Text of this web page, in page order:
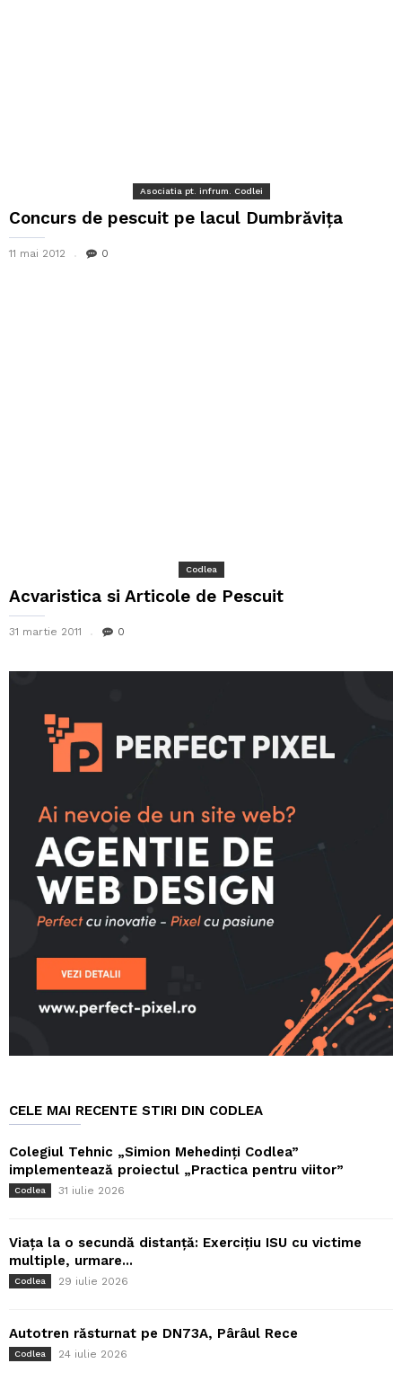
Asociatia pt. infrum. Codlei
Concurs de pescuit pe lacul Dumbrăviţa
11 mai 2012 0
Codlea
Acvaristica si Articole de Pescuit
31 martie 2011 0
CELE MAI RECENTE STIRI DIN CODLEA
Colegiul Tehnic „Simion Mehedinți Codlea”
implementează proiectul „Practica pentru viitor”
Codlea 31 iulie 2026
Viața la o secundă distanță: Exercițiu ISU cu victime
multiple, urmare...
Codlea 29 iulie 2026
Autotren răsturnat pe DN73A, Pârâul Rece
Codlea 24 iulie 2026